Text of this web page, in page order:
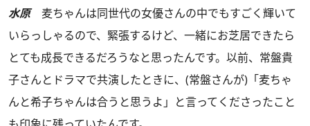
水原麦ちゃんは同世代の女優さんの中でもすごく輝いて
いらっしゃるので、緊張するけど、一緒にお芝居できたら
とても成長できるだろうなと思ったんです。以前、常盤貴
子さんとドラマで共演したときに、(常盤さんが)「麦ちゃ
んと希子ちゃんは合うと思うよ」と言ってくださったこと